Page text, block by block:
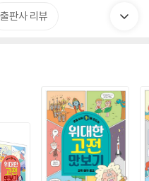
출판사 리뷰